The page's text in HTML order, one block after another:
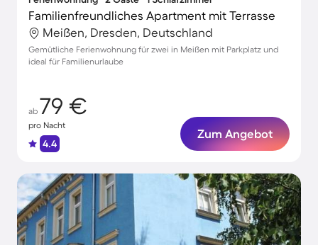
Familienfreundliches Apartment mit Terrasse
Meißen, Dresden, Deutschland
Gemütliche Ferienwohnung für zwei in Meißen mit Parkplatz und
ideal für Familienurlaube
ab 79 €
pro Nacht
4.4
Zum Angebot